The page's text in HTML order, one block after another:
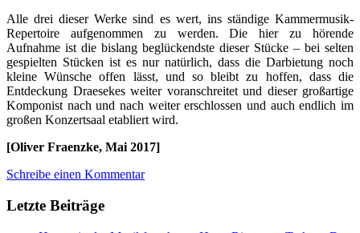
Alle drei dieser Werke sind es wert, ins ständige Kammermusik-
Repertoire aufgenommen zu werden. Die hier zu hörende
Aufnahme ist die bislang beglückendste dieser Stücke – bei selten
gespielten Stücken ist es nur natürlich, dass die Darbietung noch
kleine Wünsche offen lässt, und so bleibt zu hoffen, dass die
Entdeckung Draesekes weiter voranschreitet und dieser großartige
Komponist nach und nach weiter erschlossen und auch endlich im
großen Konzertsaal etabliert wird.
[Oliver Fraenzke, Mai 2017]
Schreibe einen Kommentar
Letzte Beiträge